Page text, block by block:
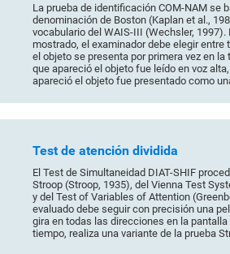
La prueba de identificación COM-NAM se
denominación de Boston (Kaplan et al.,
vocabulario del WAIS-III (Wechsler, 1997).
mostrado, el examinador debe elegir entre
el objeto se presenta por primera vez en la
que apareció el objeto fue leído en voz
apareció el objeto fue presentado como
Test de atención dividida
El Test de Simultaneidad DIAT-SHIF
Stroop (Stroop, 1935), del Vienna Test
y del Test of Variables of Attention
evaluado debe seguir con precisión una
gira en todas las direcciones en la
tiempo, realiza una variante de la prueba